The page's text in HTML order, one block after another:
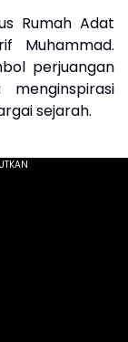
Rumah Adat
Muhammad.
perjuangan
sejarah.